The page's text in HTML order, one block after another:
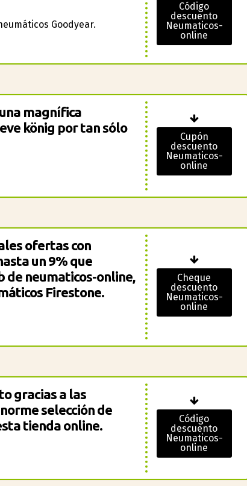
Goodyear.
Código
descuento
Neumaticos-
online
magnífica
könig por tan sólo
Cupón
descuento
Neumaticos-
online
ofertas con
un 9% que
de neumaticos-online,
Firestone.
Cheque
descuento
Neumaticos-
online
gracias a las
selección de
tienda online.
Código
descuento
Neumaticos-
online